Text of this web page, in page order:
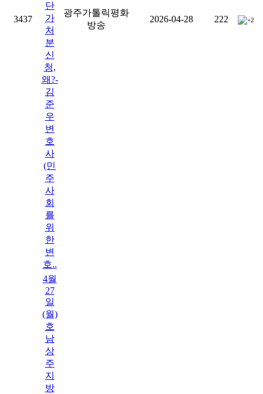
3437
단
가
처
분
신
청,
왜?-
김
준
우
변
호
사
(민
주
사
회
를
위
한
변
호..
광주가톨릭평화
방송
2026-04-28 222 +2
4월
27
일
(월)
호
남
상
주
지
방